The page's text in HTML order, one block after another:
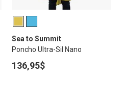
Sea to Summit
Poncho Ultra-Sil Nano
136,95$